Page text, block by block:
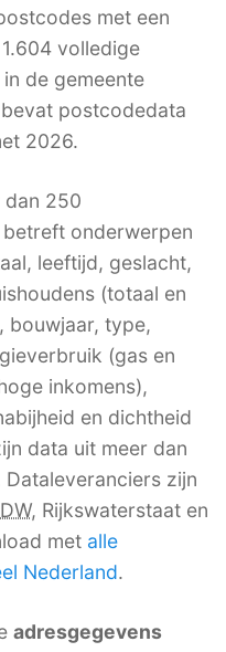
met een
volledige
de gemeente
postcodedata
2026.
dan 250
onderwerpen
leeftijd, geslacht,
(totaal en
bouwjaar, type,
(gas en
inkomens),
en dichtheid
data uit meer dan
zijn
, Rijkswaterstaat en
met alle
Nederland.
adresgegevens